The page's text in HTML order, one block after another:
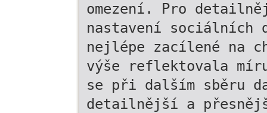
omezení. Pro
nastavení sociálních
nejlépe zacílené na
výše reflektovala
se při dalším sběru
detailnější a